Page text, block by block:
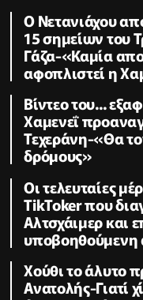
Ο Νετανιάχου
15 σημείων του
Γάζα-«Καμία
αφοπλιστεί η
Βίντεο του...
Χαμενεΐ
Τεχεράνη-«Θα
δρόμους»
Οι τελευταίες
TikToker που
Αλτσχάιμερ και
υποβοηθούμενη
Χούθι το άλυτο
Ανατολής-Γιατί